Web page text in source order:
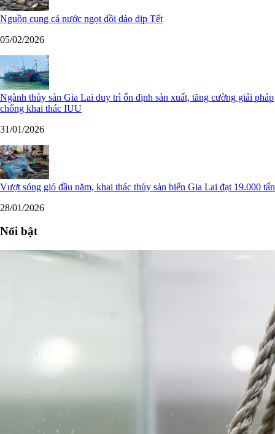
Nguồn cung cá nước ngọt dồi dào dịp Tết
05/02/2026
Ngành thủy sản Gia Lai duy trì ổn định sản xuất, tăng cường giải pháp
chống khai thác IUU
31/01/2026
Vượt sóng gió đầu năm, khai thác thủy sản biển Gia Lai đạt 19.000 tấn
28/01/2026
Nổi bật